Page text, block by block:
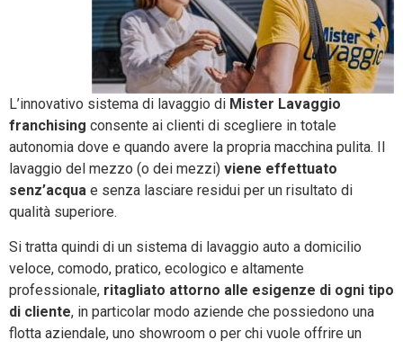
L’innovativo sistema di lavaggio di Mister Lavaggio
franchising consente ai clienti di scegliere in totale
autonomia dove e quando avere la propria macchina pulita. Il
lavaggio del mezzo (o dei mezzi) viene effettuato
senz’acqua e senza lasciare residui per un risultato di
qualità superiore.
Si tratta quindi di un sistema di lavaggio auto a domicilio
veloce, comodo, pratico, ecologico e altamente
professionale, ritagliato attorno alle esigenze di ogni tipo
di cliente, in particolar modo aziende che possiedono una
flotta aziendale, uno showroom o per chi vuole offrire un